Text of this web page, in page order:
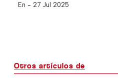
En - 27 Jul 2025
Otros artículos de